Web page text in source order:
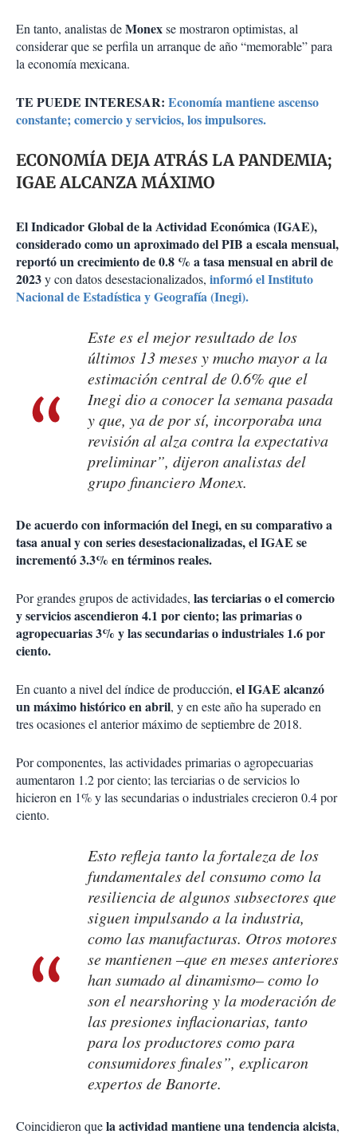
En tanto, analistas deMonexse mostraron optimistas, al
considerar que se perfila un arranque de año “memorable” para
la economía mexicana.
TE PUEDE INTERESAR: Economía mantiene ascenso
constante; comercio y servicios, los impulsores.
ECONOMÍA DEJA ATRÁS LA PANDEMIA;
IGAE ALCANZA MÁXIMO
El Indicador Global de la Actividad Económica (IGAE),
considerado como un aproximado del PIB a escala mensual,
reportó un crecimiento de 0.8 % a tasa mensual en abril de
2023y con datos desestacionalizados, informó el Instituto
Nacional de Estadística y Geografía (Inegi).
Este es el mejor resultado de los
últimos 13 meses y mucho mayor a la
estimación central de 0.6% que el
Inegi dio a conocer la semana pasada
y que, ya de por sí, incorporaba una
revisión al alza contra la expectativa
preliminar”, dijeron analistas del
grupo financiero Monex.
De acuerdo con información del Inegi, en su comparativo a
tasa anual y con series desestacionalizadas, el IGAE se
incrementó 3.3% en términos reales.
Por grandes grupos de actividades, las terciarias o el comercio
y servicios ascendieron 4.1 por ciento; las primarias o
agropecuarias 3% y las secundarias o industriales 1.6 por
ciento.
En cuanto a nivel del índice de producción, el IGAE alcanzó
un máximo histórico en abril, y en este año ha superado en
tres ocasiones el anterior máximo de septiembre de 2018.
Por componentes, las actividades primarias o agropecuarias
aumentaron 1.2 por ciento; las terciarias o de servicios lo
hicieron en 1% y las secundarias o industriales crecieron 0.4 por
ciento.
Esto refleja tanto la fortaleza de los
fundamentales del consumo como la
resiliencia de algunos subsectores que
siguen impulsando a la industria,
como las manufacturas. Otros motores
se mantienen –que en meses anteriores
han sumado al dinamismo– como lo
son elnearshoringy la moderación de
las presiones inflacionarias, tanto
para los productores como para
consumidores finales”, explicaron
expertos de Banorte.
Coincidieron quela actividad mantiene una tendencia alcista,